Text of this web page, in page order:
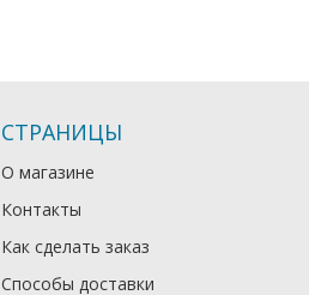
СТРАНИЦЫ
О магазине
Контакты
Как сделать заказ
Способы доставки